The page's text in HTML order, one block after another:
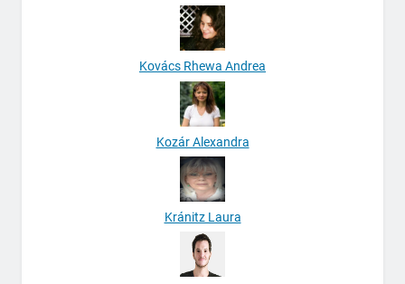
Kovács Rhewa Andrea
Kozár Alexandra
Kránitz Laura